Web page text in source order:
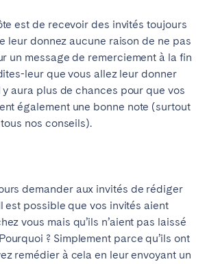
est de recevoir des invités toujours
leur donnez aucune raison de ne pas
un message de remerciement à la fin
leur que vous allez leur donner
y aura plus de chances pour que vos
également une bonne note (surtout
nos conseils).
demander aux invités de rédiger
est possible que vos invités aient
vous mais qu’ils n’aient pas laissé
Pourquoi ? Simplement parce qu’ils ont
remédier à cela en leur envoyant un